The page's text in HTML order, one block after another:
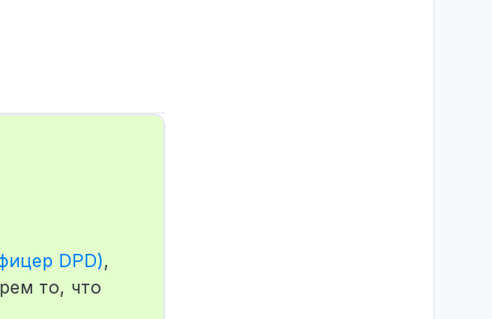
DPD),
то, что